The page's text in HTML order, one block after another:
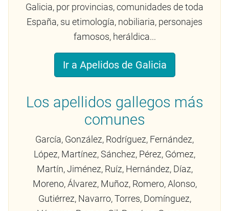
Galicia, por provincias, comunidades de toda
España, su etimología, nobiliaria, personajes
famosos, heráldica...
Ir a Apelidos de Galicia
Los apellidos gallegos más
comunes
García, González, Rodríguez, Fernández,
López, Martínez, Sánchez, Pérez, Gómez,
Martín, Jiménez, Ruíz, Hernández, Díaz,
Moreno, Álvarez, Muñoz, Romero, Alonso,
Gutiérrez, Navarro, Torres, Domínguez,